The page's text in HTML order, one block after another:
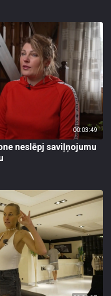
00:03:49
neslēpj saviļņojumu